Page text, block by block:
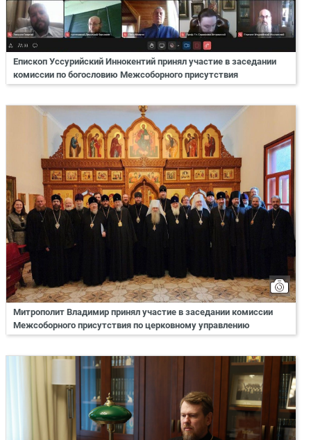
Епископ Уссурийский Иннокентий принял участие в заседании
комиссии по богословию Межсоборного присутствия
Митрополит Владимир принял участие в заседании комиссии
Межсоборного присутствия по церковному управлению